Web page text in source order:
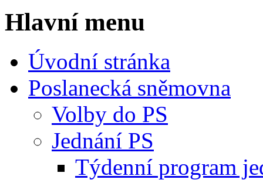
Hlavní menu
Úvodní stránka
Poslanecká sněmovna
Volby do PS
Jednání PS
Týdenní program